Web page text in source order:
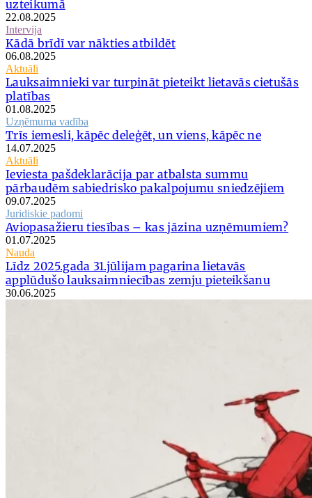
uzteikumā
22.08.2025
Intervija
Kādā brīdī var nākties atbildēt
06.08.2025
Aktuāli
Lauksaimnieki var turpināt pieteikt lietavās cietušās
platības
01.08.2025
Uzņēmuma vadība
Trīs iemesli, kāpēc deleģēt, un viens, kāpēc ne
14.07.2025
Aktuāli
Ieviesta pašdeklarācija par atbalsta summu
pārbaudēm sabiedrisko pakalpojumu sniedzējiem
09.07.2025
Juridiskie padomi
Aviopasažieru tiesības – kas jāzina uzņēmumiem?
01.07.2025
Nauda
Līdz 2025.gada 31.jūlijam pagarina lietavās
applūdušo lauksaimniecības zemju pieteikšanu
30.06.2025